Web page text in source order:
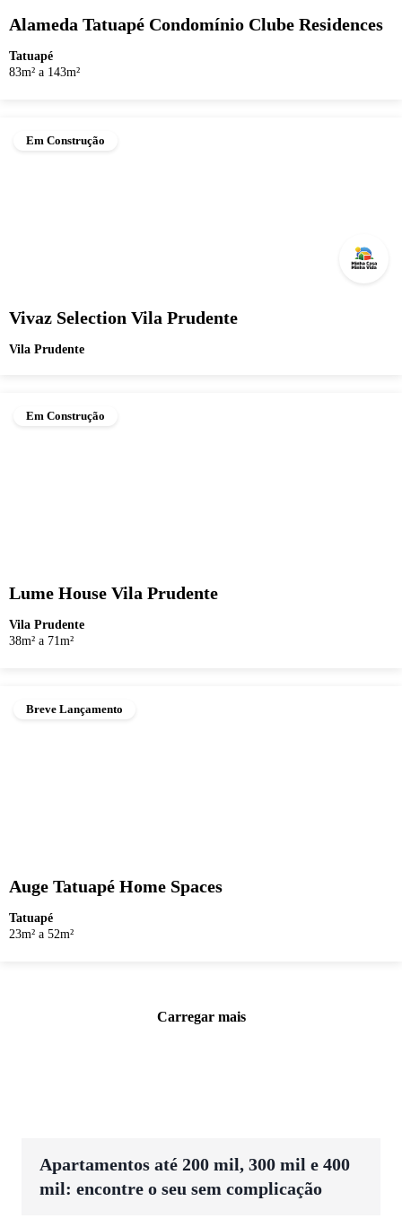
Alameda Tatuapé Condomínio Clube Residences
Tatuapé
83m² a 143m²
Em Construção
Vivaz Selection Vila Prudente
Vila Prudente
Em Construção
Lume House Vila Prudente
Vila Prudente
38m² a 71m²
Breve Lançamento
Auge Tatuapé Home Spaces
Tatuapé
23m² a 52m²
Carregar mais
Apartamentos até 200 mil, 300 mil e 400
mil: encontre o seu sem complicação